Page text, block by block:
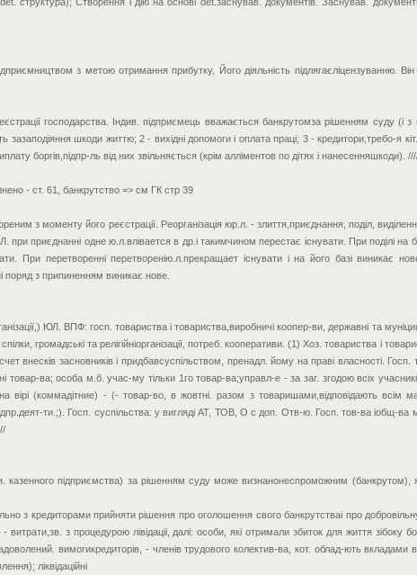
з метою отримання прибутку, Його діяльність підлягаєліцензуванню.
господарства. Індив. підприємець вважається банкрутомза рішенням суду (і з
зазаподіяння шкоди життю; 2 - вихідні допомоги і оплата праці; 3 - кредитори,требо-я
боргів,підпр-ль від них звільняється (крім алліментов по дітях і нанесенняшкоди).
- ст. 61, банкрутство => см ГК стр 39
з моменту його реєстрації. Реорганізація юр.л. - злиття,приєднання, поділ,
приєднанні одне ю.л.влівается в др.і такимчином перестає існувати. При поділі на
При перетворенні перетворенію.л.прекращает існувати і на його базі виникає
поряд з припиненням виникає нове.
ЮЛ. ВПФ: госп. товариства і товариства,виробничі коопер-ви, державні та
громадські та релігійніорганізації, потреб. кооперативи. (1) Хоз. товариства і
внесків засновників і придбавсуспільством, пренадл. йому на праві власності.
товар-ва; особа м.б. учас-му тільки 1го товар-ва;управл-е - за заг. згодою всіх
на вірі (коммадітние) - (- товар-во, в жовтні. разом з товаришами,відповідають всім
ти.;). Госп. суспільства: у вигляді АТ, ТОВ, О с доп. Отв-ю. Госп. тов-ва іобщ-ва
підприємства) за рішенням суду може визнанонеспроможним (банкрутом),
з кредиторами прийняти рішення про оголошення свого банкрутстваі про
з процедурою лівідаціі, далі: особи, які отримали збиток для життя зібоку
вимогикредиторів, - членів трудового колектив-ва, кот. облад-ють вкладами
ліквідаційні